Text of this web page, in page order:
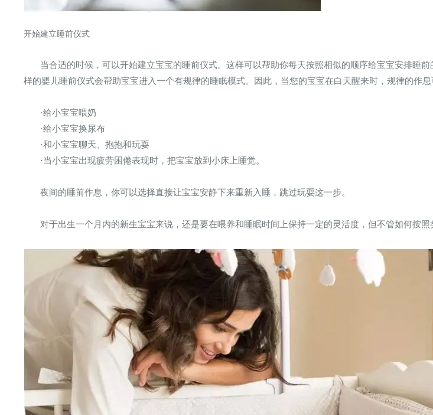
开始建立睡前仪式
当合适的时候，可以开始建立宝宝的睡前仪式。这样可以帮助你每天按照相似的顺序给宝宝安排睡
样的婴儿睡前仪式会帮助宝宝进入一个有规律的睡眠模式。因此，当您的宝宝在白天醒来时，规律的作息
·给小宝宝喂奶
·给小宝宝换尿布
·和小宝宝聊天、抱抱和玩耍
·当小宝宝出现疲劳困倦表现时，把宝宝放到小床上睡觉。
夜间的睡前作息，你可以选择直接让宝宝安静下来重新入睡，跳过玩耍这一步。
对于出生一个月内的新生宝宝来说，还是要在喂养和睡眠时间上保持一定的灵活度，但不管如何按照